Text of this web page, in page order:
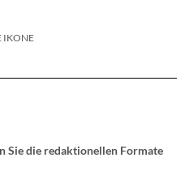
IKONE
Sie die redaktionellen Formate